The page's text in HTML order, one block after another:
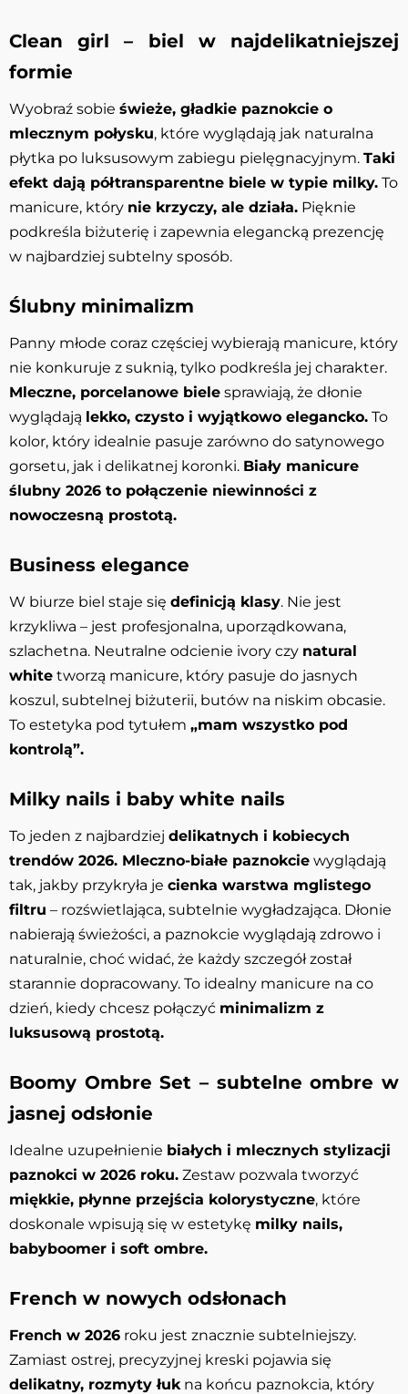
Clean girl – biel w najdelikatniejszej
formie
Wyobraź sobie świeże, gładkie paznokcie o
mlecznym połysku, które wyglądają jak naturalna
płytka po luksusowym zabiegu pielęgnacyjnym. Taki
efekt dają półtransparentne biele w typie milky. To
manicure, który nie krzyczy, ale działa. Pięknie
podkreśla biżuterię i zapewnia elegancką prezencję
w najbardziej subtelny sposób.
Ślubny minimalizm
Panny młode coraz częściej wybierają manicure, który
nie konkuruje z suknią, tylko podkreśla jej charakter.
Mleczne, porcelanowe biele sprawiają, że dłonie
wyglądają lekko, czysto i wyjątkowo elegancko. To
kolor, który idealnie pasuje zarówno do satynowego
gorsetu, jak i delikatnej koronki. Biały manicure
ślubny 2026 to połączenie niewinności z
nowoczesną prostotą.
Business elegance
W biurze biel staje się definicją klasy. Nie jest
krzykliwa – jest profesjonalna, uporządkowana,
szlachetna. Neutralne odcienie ivory czy natural
white tworzą manicure, który pasuje do jasnych
koszul, subtelnej biżuterii, butów na niskim obcasie.
To estetyka pod tytułem „mam wszystko pod
kontrolą”.
Milky nails i baby white nails
To jeden z najbardziej delikatnych i kobiecych
trendów 2026. Mleczno-białe paznokcie wyglądają
tak, jakby przykryła je cienka warstwa mglistego
filtru – rozświetlająca, subtelnie wygładzająca. Dłonie
nabierają świeżości, a paznokcie wyglądają zdrowo i
naturalnie, choć widać, że każdy szczegół został
starannie dopracowany. To idealny manicure na co
dzień, kiedy chcesz połączyć minimalizm z
luksusową prostotą.
Boomy Ombre Set – subtelne ombre w
jasnej odsłonie
Idealne uzupełnienie białych i mlecznych stylizacji
paznokci w 2026 roku. Zestaw pozwala tworzyć
miękkie, płynne przejścia kolorystyczne, które
doskonale wpisują się w estetykę milky nails,
babyboomer i soft ombre.
French w nowych odsłonach
French w 2026 roku jest znacznie subtelniejszy.
Zamiast ostrej, precyzyjnej kreski pojawia się
delikatny, rozmyty łuk na końcu paznokcia, który